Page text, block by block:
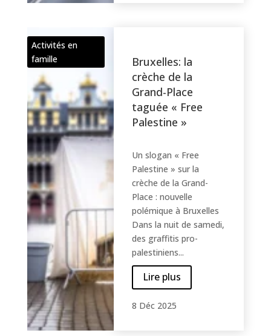
Activités en
famille
Bruxelles: la
crèche de la
Grand-Place
taguée « Free
Palestine »
Un slogan « Free
Palestine » sur la
crèche de la Grand-
Place : nouvelle
polémique à Bruxelles
Dans la nuit de samedi,
des graffitis pro-
palestiniens...
Lire plus
8 Déc 2025